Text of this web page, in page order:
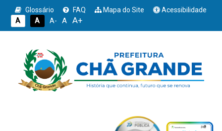
Glossário FAQ Mapa do Site
Acessibilidade
A
A A- A A+